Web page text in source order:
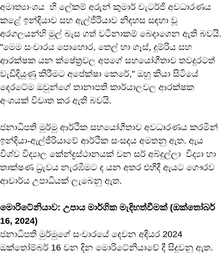
අමාත්‍යාංශය හි ලේකම් අරුන් කුමාර් චැටර්ජි අවධාරණය
කළේ ඉන්දියාව සහ ඇල්ජීරියාව නිදහස සඳහා වූ
අරගලයන්හි මුල් බැස ගත් වටිනාකම් බෙදාගෙන ඇති බවයි.
"මෙම සංචාරය පොහොර, තෙල් හා ගෑස්, දුම්රිය සහ
ආරක්ෂක යන ක්ෂේත්‍රවල අපගේ සහයෝගීතාව තවදුරටත්
වැඩිදියුණු කිරීමට අපේක්ෂා කෙරේ," ඔහු කියා සිටියේ
දෙරටේම ඔවුන්ගේ තානාපති කාර්යාලවල ආරක්ෂක
අංශයක් විවෘත කර ඇති බවයි.
ජනාධිපති මුර්මු ආර්ථික සහයෝගීතාව අවධාරණය කරමින්
ඉන්දියා-ඇල්ජීරියාවේ ආර්ථික සංසදය අමතනු ඇත. ඇය
විශ්ව විද්‍යාල කේන්ද්‍රස්ථානයක් වන සර් අබ්දුල්ලා විද්‍යා හා
තාක්ෂණ ධ්‍රැවය නැරඹීමට ද යන අතර එහිදී ඇයට ගෞරව
ආචාර්ය උපාධියක් ලැබෙනු ඇත.
මොරිටේනියාව: උපාය මාර්ගික මැදිහත්වීමක් (ඔක්තෝබර්
16, 2024)
ජනාධිපති මුර්මුගේ සංචාරයේ දෙවන අදියර 2024
ඔක්තෝම්බර් 16 වන දින මොරිටේනියාවේ දී සිදුවනු ඇත.